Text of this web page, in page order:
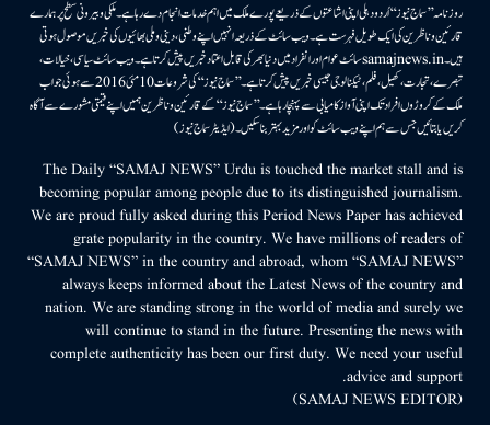
روزنامہ ’’سماج نیوز‘‘ اُردو دہلی اپنی اشاعتوں کے ذریعے پورے ملک میں اہم خدمات انجام دے رہا ہے۔ ملکی وبیرونی سطح پر ہمارے
قارئین وناظرین کی ایک طویل فہرست ہے۔ ویب سائٹ کے ذریعہ انہیں اپنے وطنی، دینی وملی بھائیوں کی خبریں موصول ہوتی
ہیں۔samajnews.inسائٹ عوام اور انفراد میں دنیا بھر کی قابل اعتماد خبریں پیش کرتا ہے۔ ویب سائٹ سیاسی، خیالات،
تبصرے، تجارت، کھیل، فلم، ٹیکنالوجی جیسی خبریں پیش کرتا ہے۔ ’’سماج نیوز‘‘ کی شروعات 10مئی 2016 سے ہوئی جو اب
ملک کے کروڑوں افراد تک اپنی آواز کامیابی سے پہنچا رہا ہے۔ ’’سماج نیوز‘‘ کے قارئین وناظرین ہمیں اپنے قیمتی مشورے سے آگاہ
کریں یا بتائیں جس سے ہم اپنے ویب سائٹ کو اور مزید بہتر بناسکیں۔ (ایڈیٹر سماج نیوز)
The Daily “SAMAJ NEWS” Urdu is touched the market stall and is
becoming popular among people due to its distinguished journalism.
We are proud fully asked during this Period News Paper has achieved
grate popularity in the country. We have millions of readers of
“SAMAJ NEWS” in the country and abroad, whom “SAMAJ NEWS”
always keeps informed about the Latest News of the country and
nation. We are standing strong in the world of media and surely we
will continue to stand in the future. Presenting the news with
complete authenticity has been our first duty. We need your useful
advice and support.
(SAMAJ NEWS EDITOR)